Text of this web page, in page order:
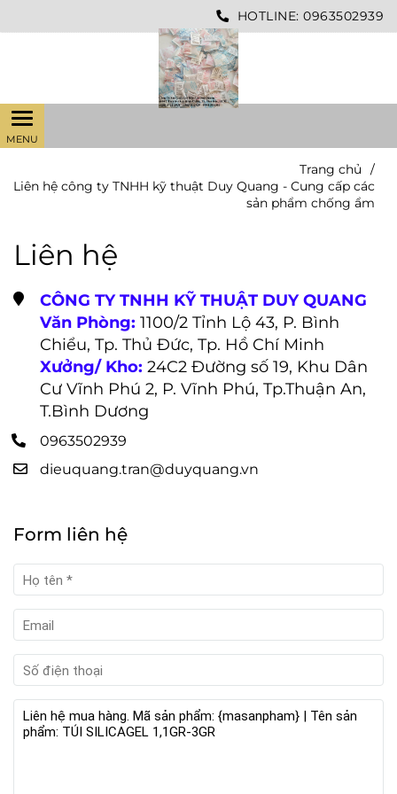
HOTLINE: 0963502939
Trang chủ
/
Liên hệ công ty TNHH kỹ thuật Duy Quang - Cung cấp các
sản phẩm chống ẩm
Liên hệ
CÔNG TY TNHH KỸ THUẬT DUY QUANG
Văn Phòng: 1100/2 Tỉnh Lộ 43, P. Bình
Chiểu, Tp. Thủ Đức, Tp. Hồ Chí Minh
Xưởng/ Kho: 24C2 Đường số 19, Khu Dân
Cư Vĩnh Phú 2, P. Vĩnh Phú, Tp.Thuận An,
T.Bình Dương
0963502939
dieuquang.tran@duyquang.vn
Form liên hệ